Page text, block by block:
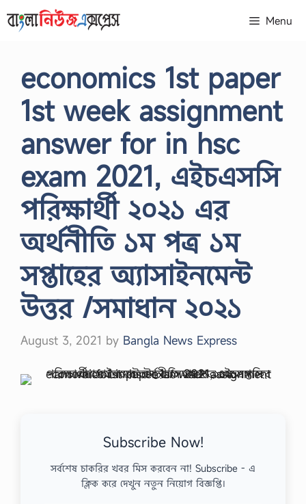
to
Menu
economics 1st paper
1st week assignment
answer for in hsc
exam 2021, এইচএসসি
পরিক্ষার্থী ২০২১ এর
অর্থনীতি ১ম পত্র ১ম
সপ্তাহের অ্যাসাইনমেন্ট
উত্তর /সমাধান ২০২১
August 3, 2021 by Bangla News Express
Subscribe Now!
সর্বশেষ চাকরির খবর মিস করবেন না! Subscribe - এ
ক্লিক করে দেখুন নতুন নিয়োগ বিজ্ঞপ্তি।